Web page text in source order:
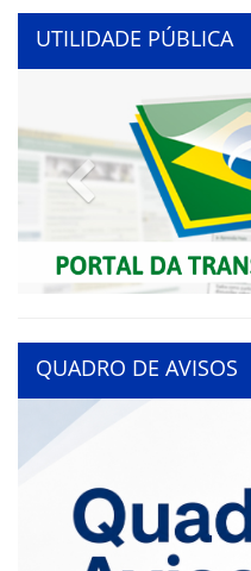
UTILIDADE PÚBLICA
Previous
QUADRO DE AVISOS